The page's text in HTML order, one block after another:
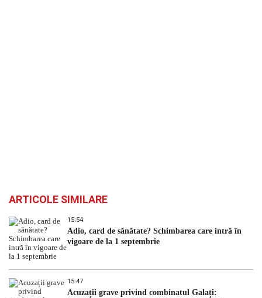
ARTICOLE SIMILARE
15:54
Adio, card de sănătate? Schimbarea care intră în
vigoare de la 1 septembrie
15:47
Acuzații grave privind combinatul Galați: